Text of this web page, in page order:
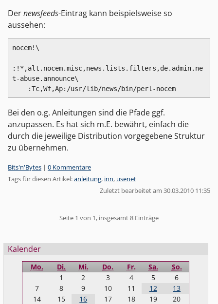
Dernewsfeeds-Eintrag kann beispielsweise so
aussehen:
nocem!\
:!*,alt.nocem.misc,news.lists.filters,de.admin.ne
t-abuse.announce\
    :Tc,Wf,Ap:/usr/lib/news/bin/perl-nocem
Bei den o.g. Anleitungen sind die Pfade ggf.
anzupassen. Es hat sich m.E. bewährt, einfach die
durch die jeweilige Distribution vorgegebene Struktur
zu übernehmen.
Kategorien:
Bits'n'Bytes | 0 Kommentare
Tags für diesen Artikel:anleitung, inn, usenet
Zuletzt bearbeitet am 30.03.2010 11:35
Seite 1 von 1, insgesamt 8 Einträge
Seitenleiste
Kalender
Mo. Di. Mi. Do. Fr. Sa. So.
1 2 3 4 5
6
7
8 9 10 11 12
13
14
15 16 17 18 19
20